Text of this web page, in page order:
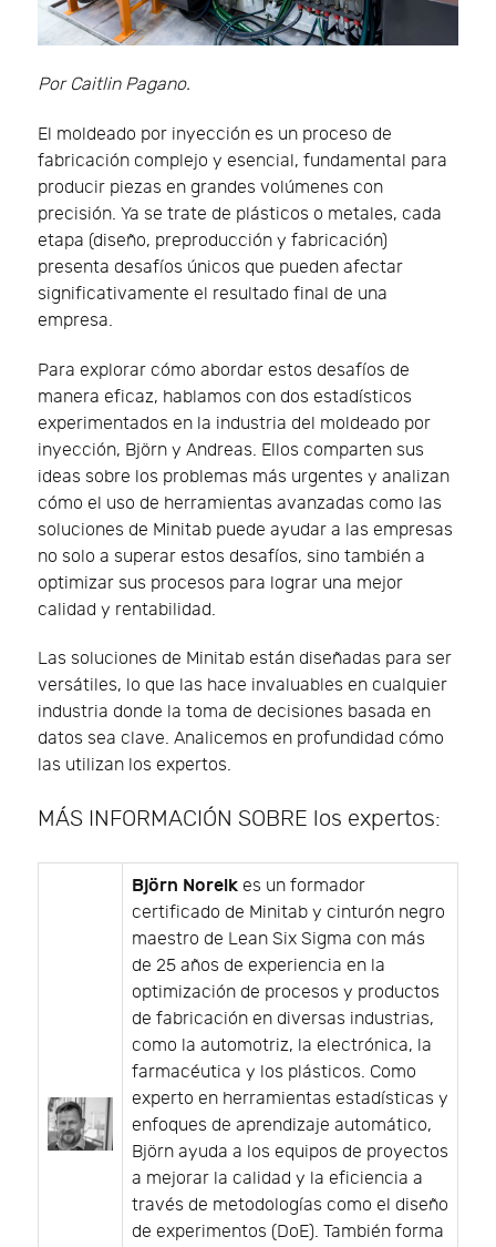
Por Caitlin Pagano.
El moldeado por inyección es un proceso de
fabricación complejo y esencial, fundamental para
producir piezas en grandes volúmenes con
precisión. Ya se trate de plásticos o metales, cada
etapa (diseño, preproducción y fabricación)
presenta desafíos únicos que pueden afectar
significativamente el resultado final de una
empresa.
Para explorar cómo abordar estos desafíos de
manera eficaz, hablamos con dos estadísticos
experimentados en la industria del moldeado por
inyección, Björn y Andreas. Ellos comparten sus
ideas sobre los problemas más urgentes y analizan
cómo el uso de herramientas avanzadas como las
soluciones de Minitab puede ayudar a las empresas
no solo a superar estos desafíos, sino también a
optimizar sus procesos para lograr una mejor
calidad y rentabilidad.
Las soluciones de Minitab están diseñadas para ser
versátiles, lo que las hace invaluables en cualquier
industria donde la toma de decisiones basada en
datos sea clave. Analicemos en profundidad cómo
las utilizan los expertos.
MÁS INFORMACIÓN SOBRE los expertos:
Björn Noreik es un formador
certificado de Minitab y cinturón negro
maestro de Lean Six Sigma con más
de 25 años de experiencia en la
optimización de procesos y productos
de fabricación en diversas industrias,
como la automotriz, la electrónica, la
farmacéutica y los plásticos. Como
experto en herramientas estadísticas y
enfoques de aprendizaje automático,
Björn ayuda a los equipos de proyectos
a mejorar la calidad y la eficiencia a
través de metodologías como el diseño
de experimentos (DoE). También forma